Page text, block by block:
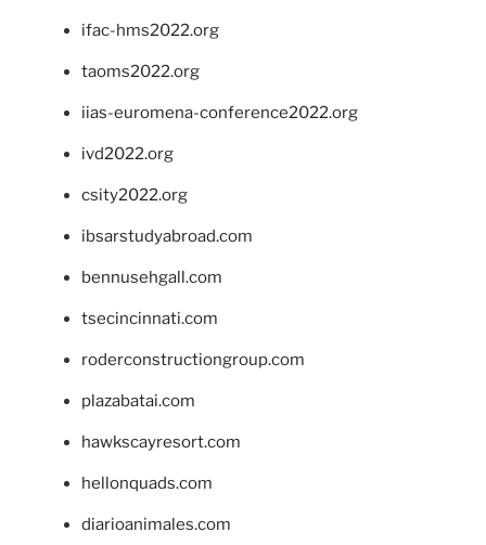
ifac-hms2022.org
taoms2022.org
iias-euromena-conference2022.org
ivd2022.org
csity2022.org
ibsarstudyabroad.com
bennusehgall.com
tsecincinnati.com
roderconstructiongroup.com
plazabatai.com
hawkscayresort.com
hellonquads.com
diarioanimales.com